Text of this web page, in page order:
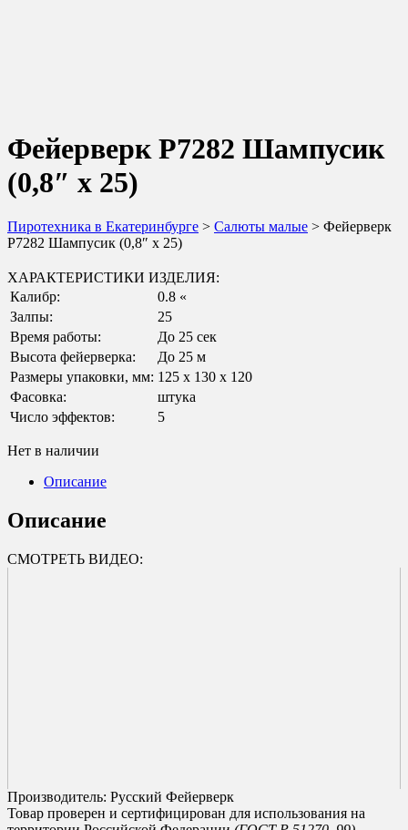
Фейерверк Р7282 Шампусик
(0,8″ х 25)
Пиротехника в Екатеринбурге > Салюты малые > Фейерверк
Р7282 Шампусик (0,8″ х 25)
ХАРАКТЕРИСТИКИ ИЗДЕЛИЯ:
Калибр:
0.8 «
Залпы:
25
Время работы:
До 25 сек
Высота фейерверка:
До 25 м
Размеры упаковки, мм: 125 х 130 х 120
Фасовка:
штука
Число эффектов:
5
Нет в наличии
Описание
Описание
СМОТРЕТЬ ВИДЕО:
Производитель: Русский Фейерверк
Товар проверен и сертифицирован для использования на